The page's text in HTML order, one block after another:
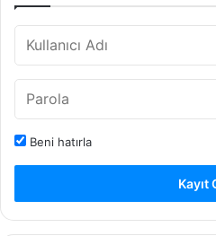
Beni hatırla
Kayıt